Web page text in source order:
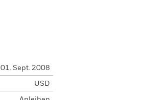
01. Sept. 2008
USD